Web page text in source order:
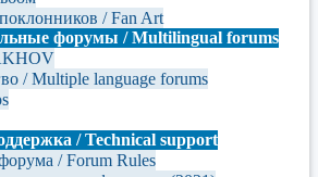
/ Fan Art
форумы / Multilingual forums
/ Multiple language forums
/ Technical support
/ Forum Rules